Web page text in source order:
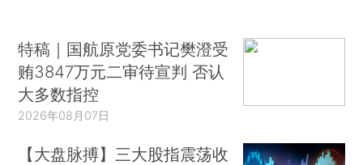
特稿｜国航原党委书记樊澄受
贿3847万元二审待宣判 否认
大多数指控
2026年08月07日
【大盘脉搏】三大股指震荡收